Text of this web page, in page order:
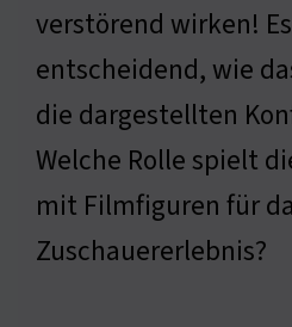
verstörend wirken!
entscheidend, wie
die dargestellten
Welche Rolle spielt
mit Filmfiguren für
Zuschauererlebnis?